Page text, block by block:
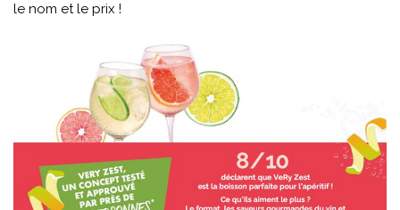
le nom et le prix !